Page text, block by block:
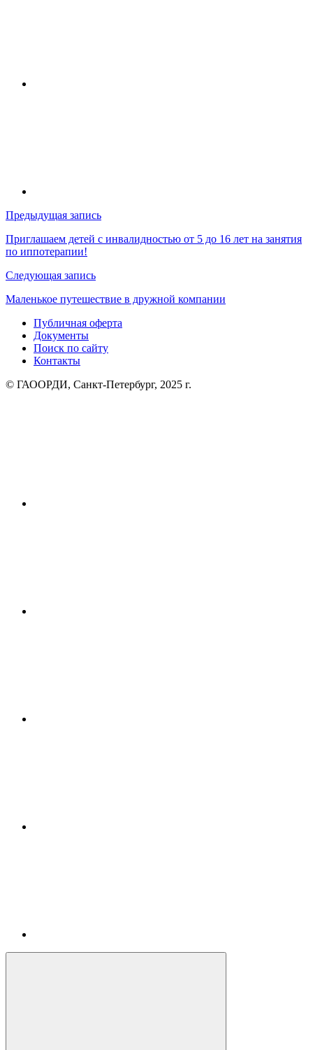
Навигация
по
записям
Предыдущая запись
Приглашаем детей с инвалидностью от 5 до 16 лет на занятия
по иппотерапии!
Следующая запись
Маленькое путешествие в дружной компании
Публичная оферта
Документы
Поиск по сайту
Контакты
© ГАООРДИ, Санкт-Петербург, 2025 г.